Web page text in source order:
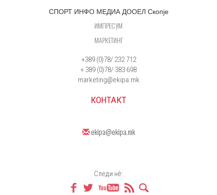
СПОРТ ИНФО МЕДИА ДООЕЛ Скопје
ИМПРЕСУМ
МАРКЕТИНГ
+389 (0)78/ 232 712
+ 389 (0)78/ 383 698
marketing@ekipa.mk
КОНТАКТ
ekipa@ekipa.mk
Следи нè: